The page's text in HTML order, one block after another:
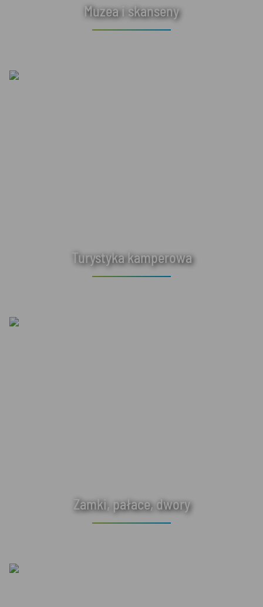
Muzea i skanseny
Turystyka kamperowa
Zamki, pałace, dwory